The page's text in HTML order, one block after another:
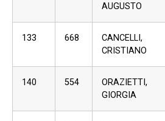
AUGUSTO
133 668
CANCELLI,
CRISTIANO
140 554
ORAZIETTI,
GIORGIA